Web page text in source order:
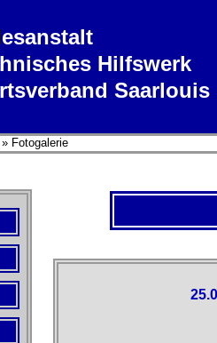
Hilfswerk
Saarlouis
» Fotogalerie